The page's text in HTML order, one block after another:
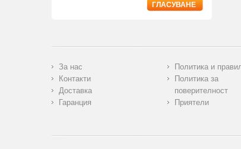
ГЛАСУВАНЕ
За нас
Контакти
Доставка
Гаранция
Политика и
Политика за
поверителност
Приятели